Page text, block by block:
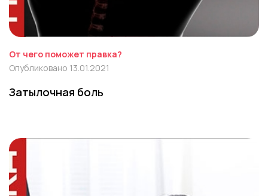
От чего поможет правка?
Опубликовано 13.01.2021
Затылочная боль